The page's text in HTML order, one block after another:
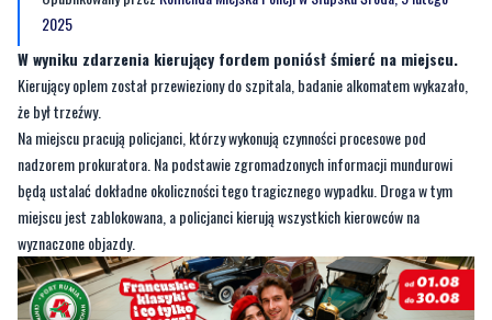
2025
W wyniku zdarzenia kierujący fordem poniósł śmierć na miejscu.
Kierujący oplem został przewieziony do szpitala, badanie alkomatem wykazało,
że był trzeźwy.
Na miejscu pracują policjanci, którzy wykonują czynności procesowe pod
nadzorem prokuratora. Na podstawie zgromadzonych informacji mundurowi
będą ustalać dokładne okoliczności tego tragicznego wypadku. Droga w tym
miejscu jest zablokowana, a policjanci kierują wszystkich kierowców na
wyznaczone objazdy.